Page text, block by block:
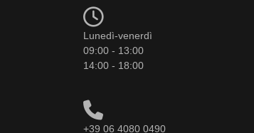
Lunedì-venerdì
09:00 - 13:00
14:00 - 18:00
+39 06 4080 0490